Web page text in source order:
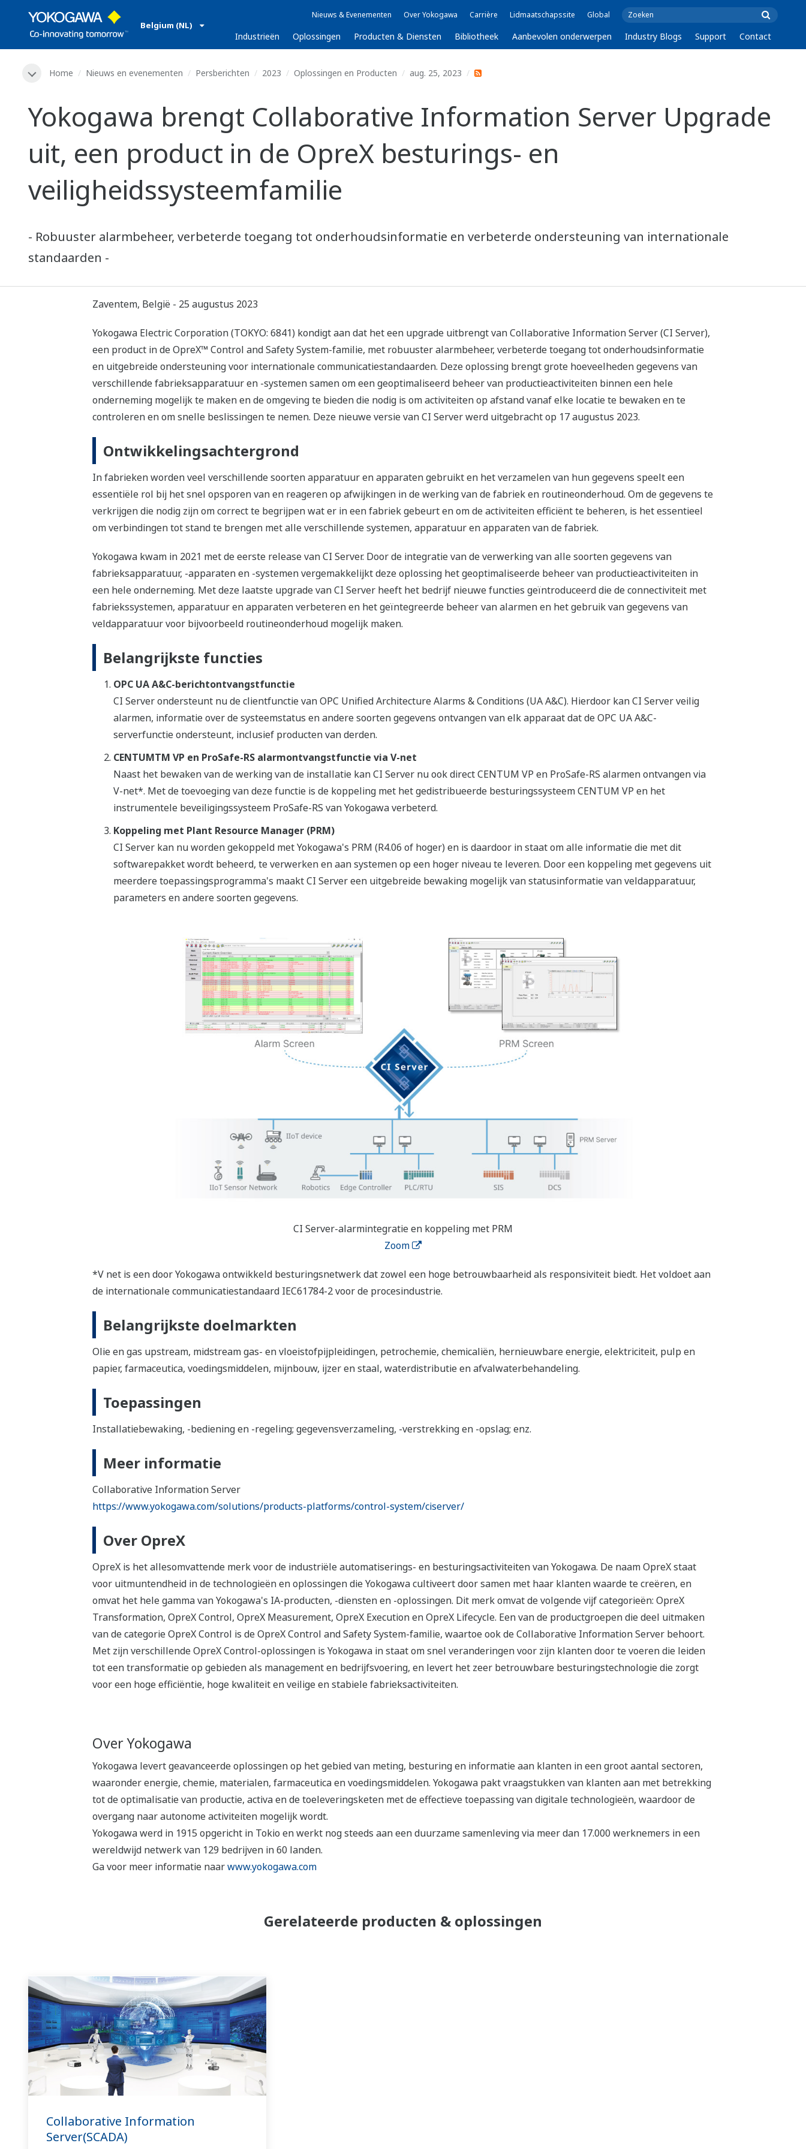
Belgium (NL)
Nieuws & Evenementen Over Yokogawa Carrière Lidmaatschapssite Global
Industrieën Oplossingen Producten & Diensten Bibliotheek Aanbevolen onderwerpen Industry Blogs Support Contact
Home Nieuws en evenementen Persberichten 2023 Oplossingen en Producten aug. 25, 2023
Yokogawa brengt Collaborative Information Server Upgrade
uit, een product in de OpreX besturings- en
veiligheidssysteemfamilie
- Robuuster alarmbeheer, verbeterde toegang tot onderhoudsinformatie en verbeterde ondersteuning van internationale
standaarden -
Zaventem, België - 25 augustus 2023
Yokogawa Electric Corporation (TOKYO: 6841) kondigt aan dat het een upgrade uitbrengt van Collaborative Information Server (CI Server),
een product in de OpreX™ Control and Safety System-familie, met robuuster alarmbeheer, verbeterde toegang tot onderhoudsinformatie
en uitgebreide ondersteuning voor internationale communicatiestandaarden. Deze oplossing brengt grote hoeveelheden gegevens van
verschillende fabrieksapparatuur en -systemen samen om een geoptimaliseerd beheer van productieactiviteiten binnen een hele
onderneming mogelijk te maken en de omgeving te bieden die nodig is om activiteiten op afstand vanaf elke locatie te bewaken en te
controleren en om snelle beslissingen te nemen. Deze nieuwe versie van CI Server werd uitgebracht op 17 augustus 2023.
Ontwikkelingsachtergrond
In fabrieken worden veel verschillende soorten apparatuur en apparaten gebruikt en het verzamelen van hun gegevens speelt een
essentiële rol bij het snel opsporen van en reageren op afwijkingen in de werking van de fabriek en routineonderhoud. Om de gegevens te
verkrijgen die nodig zijn om correct te begrijpen wat er in een fabriek gebeurt en om de activiteiten efficiënt te beheren, is het essentieel
om verbindingen tot stand te brengen met alle verschillende systemen, apparatuur en apparaten van de fabriek.
Yokogawa kwam in 2021 met de eerste release van CI Server. Door de integratie van de verwerking van alle soorten gegevens van
fabrieksapparatuur, -apparaten en -systemen vergemakkelijkt deze oplossing het geoptimaliseerde beheer van productieactiviteiten in
een hele onderneming. Met deze laatste upgrade van CI Server heeft het bedrijf nieuwe functies geïntroduceerd die de connectiviteit met
fabriekssystemen, apparatuur en apparaten verbeteren en het geïntegreerde beheer van alarmen en het gebruik van gegevens van
veldapparatuur voor bijvoorbeeld routineonderhoud mogelijk maken.
Belangrijkste functies
OPC UA A&C-berichtontvangstfunctie
CI Server ondersteunt nu de clientfunctie van OPC Unified Architecture Alarms & Conditions (UA A&C). Hierdoor kan CI Server veilig
alarmen, informatie over de systeemstatus en andere soorten gegevens ontvangen van elk apparaat dat de OPC UA A&C-
serverfunctie ondersteunt, inclusief producten van derden.
CENTUMTM VP en ProSafe-RS alarmontvangstfunctie via V-net
Naast het bewaken van de werking van de installatie kan CI Server nu ook direct CENTUM VP en ProSafe-RS alarmen ontvangen via
V-net*. Met de toevoeging van deze functie is de koppeling met het gedistribueerde besturingssysteem CENTUM VP en het
instrumentele beveiligingssysteem ProSafe-RS van Yokogawa verbeterd.
Koppeling met Plant Resource Manager (PRM)
CI Server kan nu worden gekoppeld met Yokogawa's PRM (R4.06 of hoger) en is daardoor in staat om alle informatie die met dit
softwarepakket wordt beheerd, te verwerken en aan systemen op een hoger niveau te leveren. Door een koppeling met gegevens uit
meerdere toepassingsprogramma's maakt CI Server een uitgebreide bewaking mogelijk van statusinformatie van veldapparatuur,
parameters en andere soorten gegevens.
CI Server-alarmintegratie en koppeling met PRM
Zoom
*V net is een door Yokogawa ontwikkeld besturingsnetwerk dat zowel een hoge betrouwbaarheid als responsiviteit biedt. Het voldoet aan
de internationale communicatiestandaard IEC61784-2 voor de procesindustrie.
Belangrijkste doelmarkten
Olie en gas upstream, midstream gas- en vloeistofpijpleidingen, petrochemie, chemicaliën, hernieuwbare energie, elektriciteit, pulp en
papier, farmaceutica, voedingsmiddelen, mijnbouw, ijzer en staal, waterdistributie en afvalwaterbehandeling.
Toepassingen
Installatiebewaking, -bediening en -regeling; gegevensverzameling, -verstrekking en -opslag; enz.
Meer informatie
Collaborative Information Server
https://www.yokogawa.com/solutions/products-platforms/control-system/ciserver/
Over OpreX
OpreX is het allesomvattende merk voor de industriële automatiserings- en besturingsactiviteiten van Yokogawa. De naam OpreX staat
voor uitmuntendheid in de technologieën en oplossingen die Yokogawa cultiveert door samen met haar klanten waarde te creëren, en
omvat het hele gamma van Yokogawa's IA-producten, -diensten en -oplossingen. Dit merk omvat de volgende vijf categorieën: OpreX
Transformation, OpreX Control, OpreX Measurement, OpreX Execution en OpreX Lifecycle. Een van de productgroepen die deel uitmaken
van de categorie OpreX Control is de OpreX Control and Safety System-familie, waartoe ook de Collaborative Information Server behoort.
Met zijn verschillende OpreX Control-oplossingen is Yokogawa in staat om snel veranderingen voor zijn klanten door te voeren die leiden
tot een transformatie op gebieden als management en bedrijfsvoering, en levert het zeer betrouwbare besturingstechnologie die zorgt
voor een hoge efficiëntie, hoge kwaliteit en veilige en stabiele fabrieksactiviteiten.
Over Yokogawa
Yokogawa levert geavanceerde oplossingen op het gebied van meting, besturing en informatie aan klanten in een groot aantal sectoren,
waaronder energie, chemie, materialen, farmaceutica en voedingsmiddelen. Yokogawa pakt vraagstukken van klanten aan met betrekking
tot de optimalisatie van productie, activa en de toeleveringsketen met de effectieve toepassing van digitale technologieën, waardoor de
overgang naar autonome activiteiten mogelijk wordt.
Yokogawa werd in 1915 opgericht in Tokio en werkt nog steeds aan een duurzame samenleving via meer dan 17.000 werknemers in een
wereldwijd netwerk van 129 bedrijven in 60 landen.
Ga voor meer informatie naarwww.yokogawa.com
Gerelateerde producten & oplossingen
Collaborative Information
Server(SCADA)